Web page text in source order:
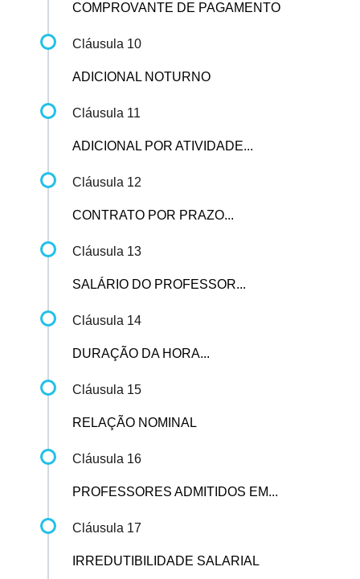
COMPROVANTE DE PAGAMENTO
Cláusula 10
ADICIONAL NOTURNO
Cláusula 11
ADICIONAL POR ATIVIDADE...
Cláusula 12
CONTRATO POR PRAZO...
Cláusula 13
SALÁRIO DO PROFESSOR...
Cláusula 14
DURAÇÃO DA HORA...
Cláusula 15
RELAÇÃO NOMINAL
Cláusula 16
PROFESSORES ADMITIDOS EM...
Cláusula 17
IRREDUTIBILIDADE SALARIAL